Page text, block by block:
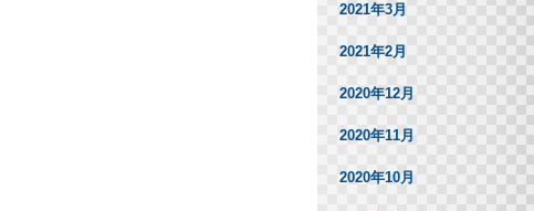
2021年3月
2021年2月
2020年12月
2020年11月
2020年10月